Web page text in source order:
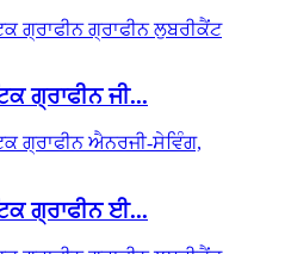
ਗ੍ਰਾਫੀਨ ਜੀ...
ਗ੍ਰਾਫੀਨ ਈ...